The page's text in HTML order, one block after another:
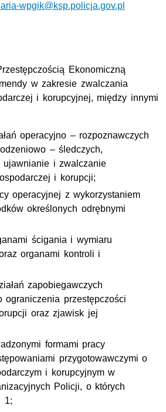
wpgik@ksp.policja.gov.pl
Ekonomiczną
w zakresie zwalczania
i korupcyjnej, między innymi
operacyjno – rozpoznawczych
– śledczych,
ujawnianie i zwalczanie
i korupcji;
operacyjnej z wykorzystaniem
określonych odrębnymi
ścigania i wymiaru
organami kontroli i
zapobiegawczych
ograniczenia przestępczości
oraz zjawisk jej
formami pracy
przygotowawczymi o
i korupcyjnym w
Policji, o których
1;